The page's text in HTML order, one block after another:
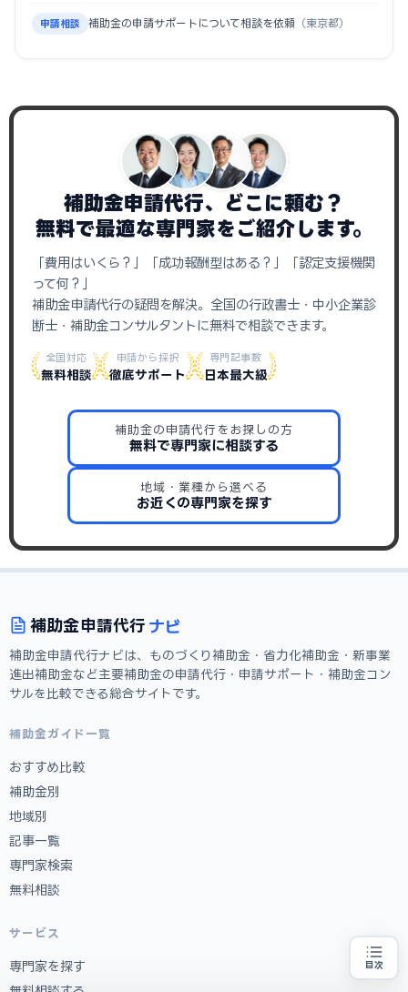
目次
申請相談 補助金の申請サポートについて相談を依頼 （東京都）
専門家に無料相談する
補助金申請代行、どこに頼む？
無料で最適な専門家をご紹介します。
「費用はいくら？」「成功報酬型はある？」「認定支援機関
って何？」
補助金申請代行の疑問を解決。全国の行政書士・中小企業診
断士・補助金コンサルタントに無料で相談できます。
全国対応
無料相談
申請から採択
徹底サポート
専門記事数
日本最大級
補助金の申請代行をお探しの方
無料で専門家に相談する
地域・業種から選べる
お近くの専門家を探す
補助金申請代行 ナビ
補助金申請代行ナビは、ものづくり補助金・省力化補助金・新事業
進出補助金など主要補助金の申請代行・申請サポート・補助金コン
サルを比較できる総合サイトです。
補助金ガイド一覧
おすすめ比較
補助金別
地域別
記事一覧
専門家検索
無料相談
サービス
専門家を探す